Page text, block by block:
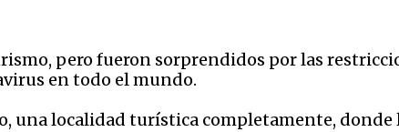
pero fueron sorprendidos por las
en todo el mundo.
una localidad turística completamente,